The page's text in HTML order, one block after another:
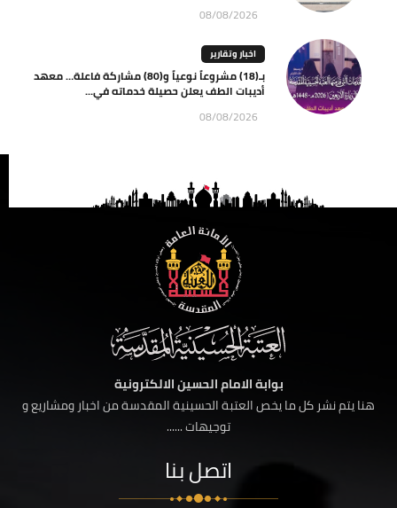
08/08/2026
اخبار وتقارير
بـ(18) مشروعاً نوعياً و(80) مشاركة فاعلة… معهد
أديبات الطف يعلن حصيلة خدماته في...
08/08/2026
بوابة الامام الحسين الالكترونية
هنا يتم نشر كل ما يخص العتبة الحسينية المقدسة من اخبار ومشاريع و
توجيهات ......
اتصل بنا